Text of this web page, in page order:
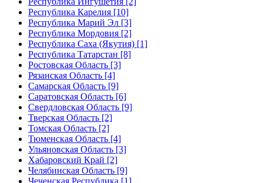
Республика Карелия [10]
Республика Марий Эл [3]
Республика Мордовия [2]
Республика Саха (Якутия) [1]
Республика Татарстан [8]
Ростовская Область [3]
Рязанская Область [4]
Самарская Область [9]
Саратовская Область [6]
Свердловская Область [9]
Тверская Область [2]
Томская Область [2]
Тюменская Область [4]
Ульяновская Область [3]
Хабаровский Край [2]
Челябинская Область [9]
Чеченская Республика [1]